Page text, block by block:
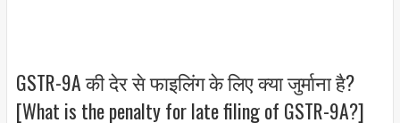
GSTR-9A की देर से फाइलिंग के लिए क्या जुर्माना है?
[What is the penalty for late filing of GSTR-9A?]